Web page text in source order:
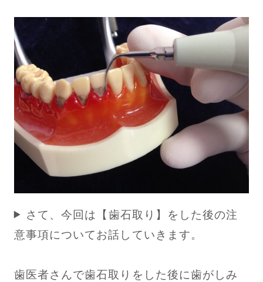
さて、今回は【歯石取り】をした後の注
意事項についてお話していきます。
歯医者さんで歯石取りをした後に歯がしみ